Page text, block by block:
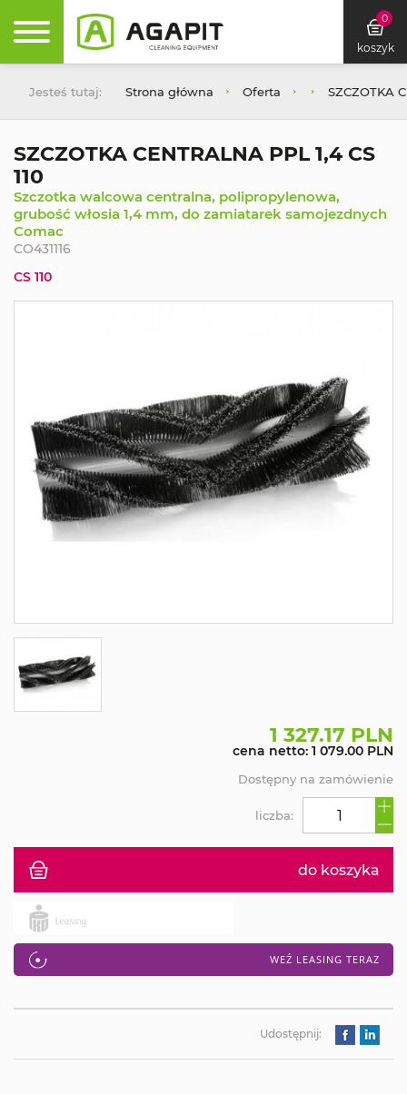
0
koszyk
Jesteś tutaj: Strona główna Oferta SZCZOTKA
SZCZOTKA CENTRALNA PPL 1,4 CS
110
Szczotka walcowa centralna, polipropylenowa,
grubość włosia 1,4 mm, do zamiatarek samojezdnych
Comac
CO431116
CS 110
1 327.17 PLN
cena netto: 1 079.00 PLN
do koszyka
WEŹ LEASING TERAZ
liczba:
Dostępny na zamówienie
Udostępnij: